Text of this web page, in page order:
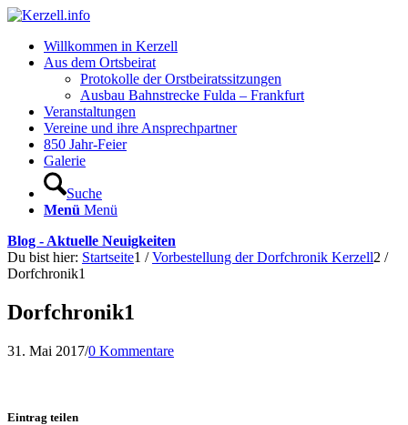
Willkommen in Kerzell
Aus dem Ortsbeirat
Protokolle der Orstbeiratssitzungen
Ausbau Bahnstrecke Fulda – Frankfurt
Veranstaltungen
Vereine und ihre Ansprechpartner
850 Jahr-Feier
Galerie
Suche
Menü Menü
Blog - Aktuelle Neuigkeiten
Du bist hier: Startseite1 / Vorbestellung der Dorfchronik Kerzell2 /
Dorfchronik1
Dorfchronik1
31. Mai 2017/0 Kommentare
Eintrag teilen